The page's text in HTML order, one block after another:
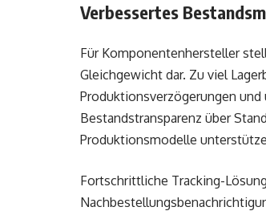
Verbessertes
Für Komponentenhersteller
Gleichgewicht dar. Zu viel
Produktionsverzögerungen
Bestandstransparenz über
Produktionsmodelle
Fortschrittliche Tracking-